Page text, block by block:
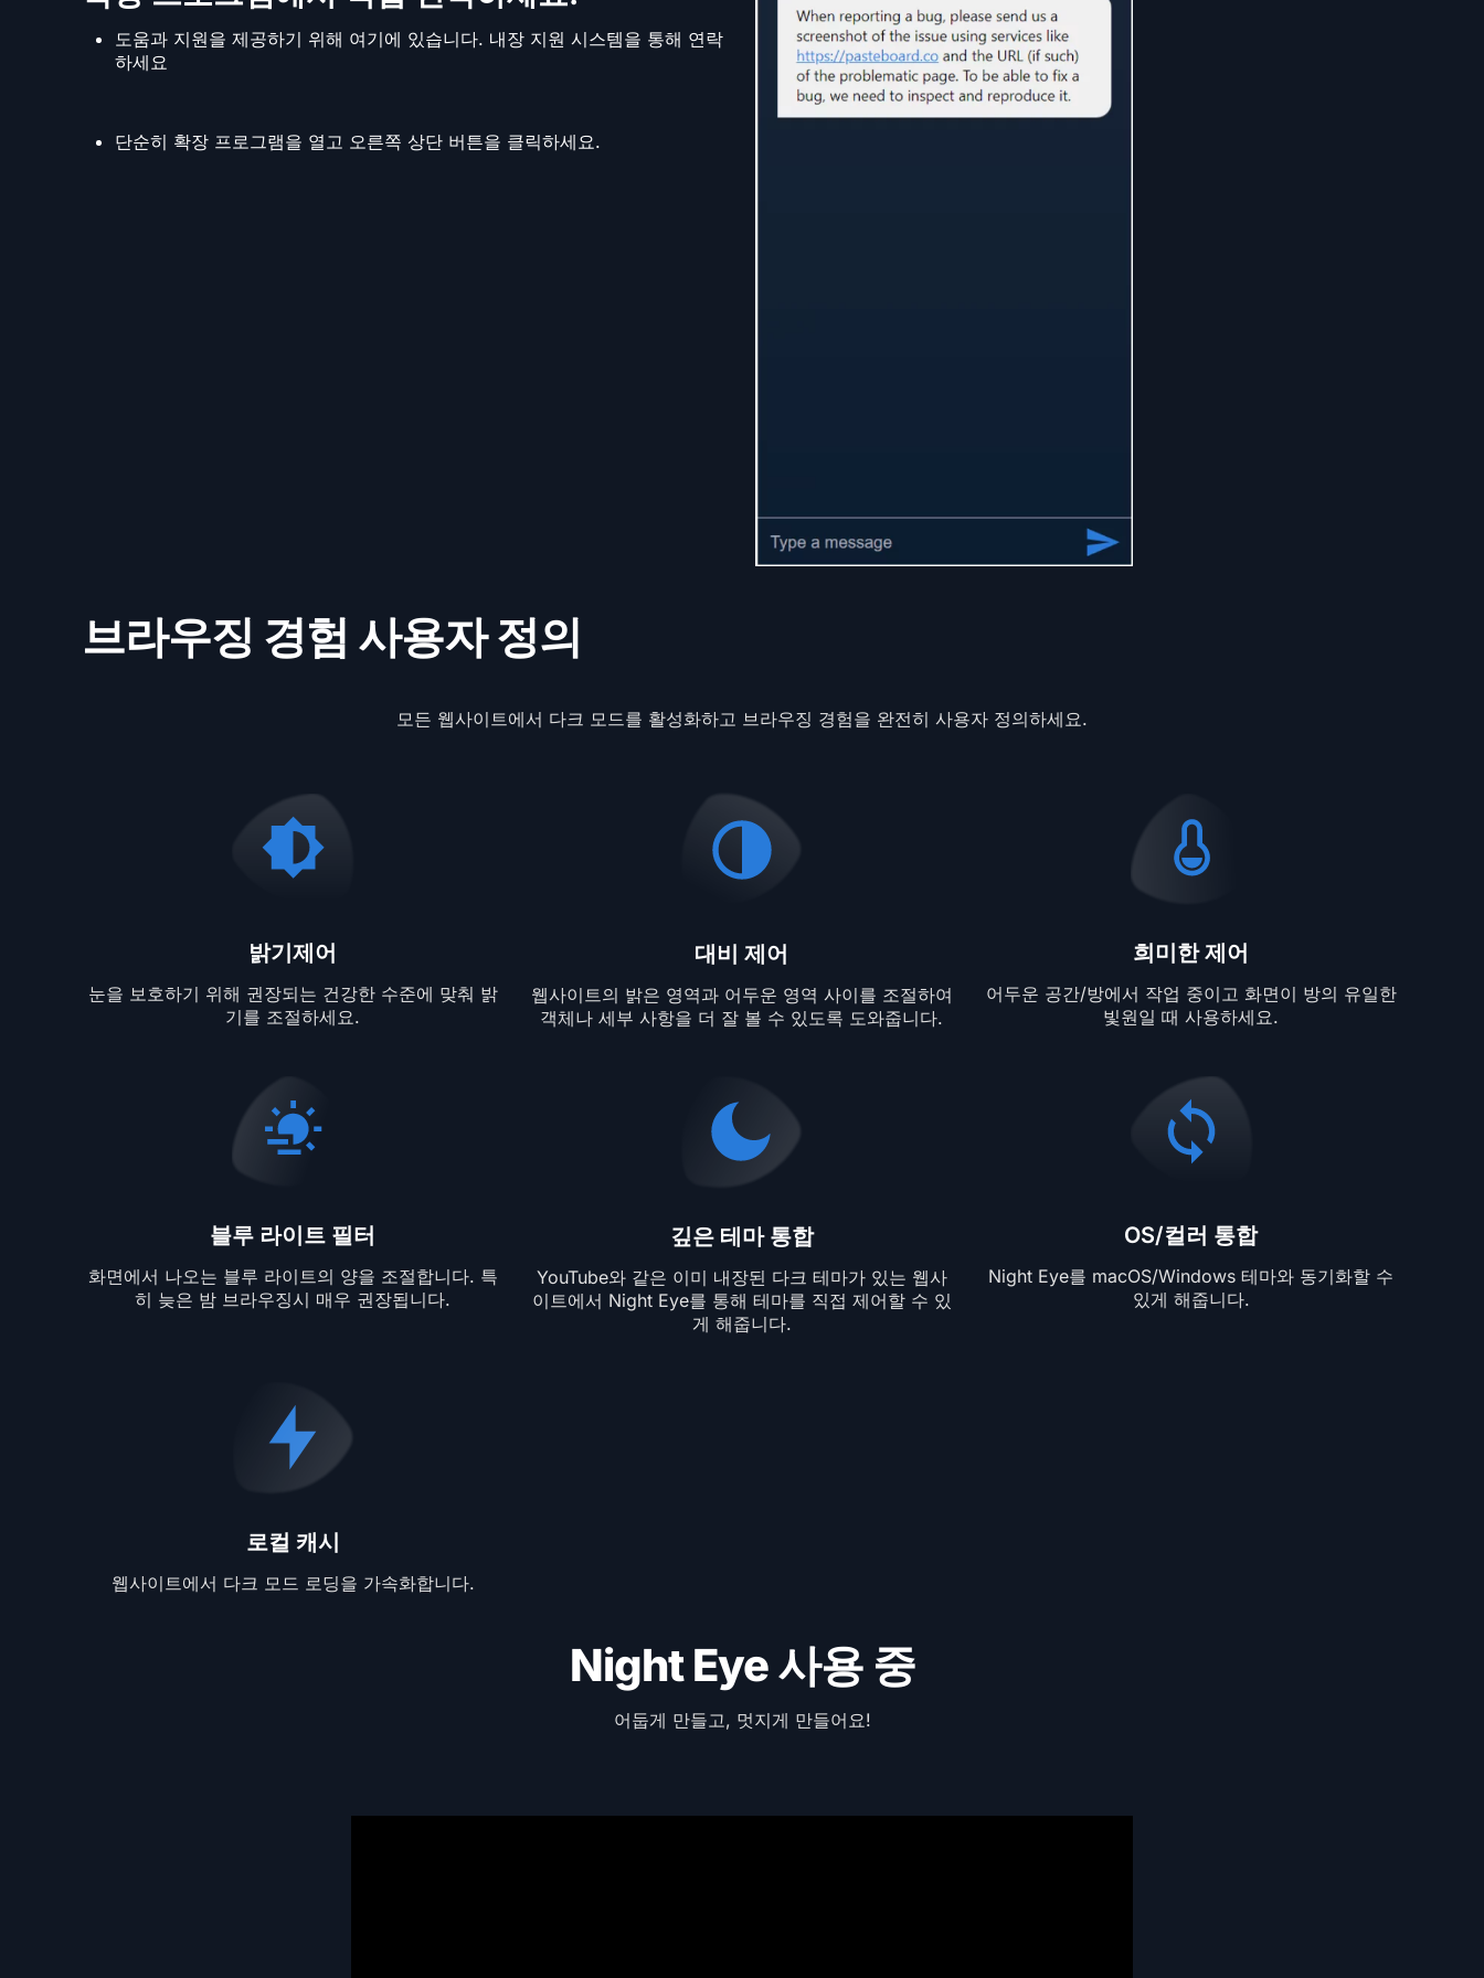
도움과 지원을 제공하기 위해 여기에 있습니다. 내장 지원 시스템을 통해 연락
하세요
단순히 확장 프로그램을 열고 오른쪽 상단 버튼을 클릭하세요.
브라우징 경험 사용자 정의
모든 웹사이트에서 다크 모드를 활성화하고 브라우징 경험을 완전히 사용자 정의하세요.
밝기제어
눈을 보호하기 위해 권장되는 건강한 수준에 맞춰 밝
기를 조절하세요.
대비 제어
웹사이트의 밝은 영역과 어두운 영역 사이를 조절하여
객체나 세부 사항을 더 잘 볼 수 있도록 도와줍니다.
희미한 제어
어두운 공간/방에서 작업 중이고 화면이 방의 유일한
빛원일 때 사용하세요.
블루 라이트 필터
화면에서 나오는 블루 라이트의 양을 조절합니다. 특
히 늦은 밤 브라우징시 매우 권장됩니다.
깊은 테마 통합
YouTube와 같은 이미 내장된 다크 테마가 있는 웹사
이트에서 Night Eye를 통해 테마를 직접 제어할 수 있
게 해줍니다.
OS/컬러 통합
Night Eye를 macOS/Windows 테마와 동기화할 수
있게 해줍니다.
로컬 캐시
웹사이트에서 다크 모드 로딩을 가속화합니다.
Night Eye 사용 중
어둡게 만들고, 멋지게 만들어요!